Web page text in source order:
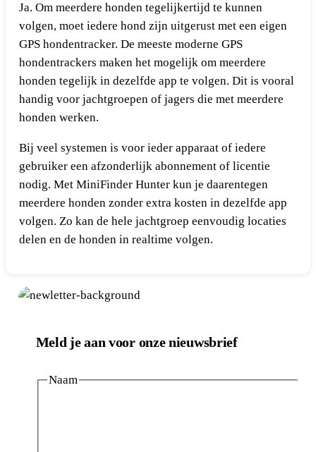
Ja. Om meerdere honden tegelijkertijd te kunnen
volgen, moet iedere hond zijn uitgerust met een eigen
GPS hondentracker. De meeste moderne GPS
hondentrackers maken het mogelijk om meerdere
honden tegelijk in dezelfde app te volgen. Dit is vooral
handig voor jachtgroepen of jagers die met meerdere
honden werken.
Bij veel systemen is voor ieder apparaat of iedere
gebruiker een afzonderlijk abonnement of licentie
nodig. Met MiniFinder Hunter kun je daarentegen
meerdere honden zonder extra kosten in dezelfde app
volgen. Zo kan de hele jachtgroep eenvoudig locaties
delen en de honden in realtime volgen.
Meld je aan voor onze nieuwsbrief
Naam